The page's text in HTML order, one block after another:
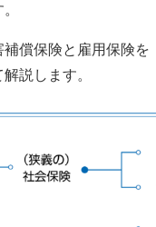
償保険と雇用保険を
説します。